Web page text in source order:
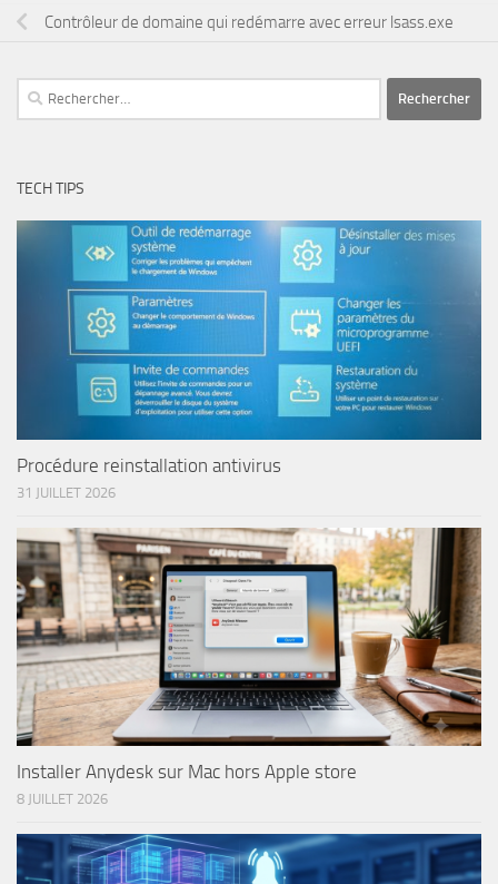
Contrôleur de domaine qui redémarre avec erreur lsass.exe
Rechercher :
TECH TIPS
Procédure reinstallation antivirus
31 JUILLET 2026
Installer Anydesk sur Mac hors Apple store
8 JUILLET 2026